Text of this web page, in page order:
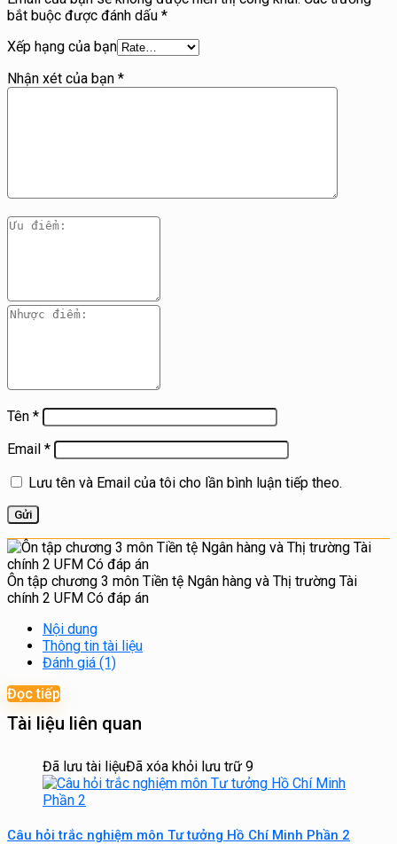
bắt buộc được đánh dấu *
Xếp hạng của bạn
Nhận xét của bạn *
Tên *
Email *
Lưu tên và Email của tôi cho lần bình luận tiếp theo.
Ôn tập chương 3 môn Tiền tệ Ngân hàng và Thị trường Tài
chính 2 UFM Có đáp án
Nội dung
Thông tin tài liệu
Đánh giá (1)
Đọc tiếp
Tài liệu liên quan
Đã lưu tài liệuĐã xóa khỏi lưu trữ 9
Câu hỏi trắc nghiệm môn Tư tưởng Hồ Chí Minh Phần 2